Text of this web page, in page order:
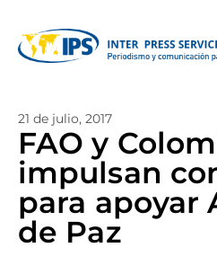
21 de julio, 2017
FAO y
impulsan
para apoyar
de Paz